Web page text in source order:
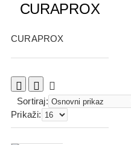
CURAPROX
CURAPROX
Sortiraj:
Prikaži: